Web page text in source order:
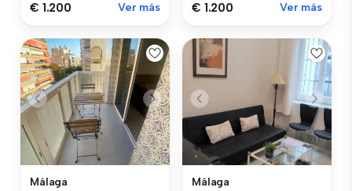
€ 1.200 Ver más € 1.200 Ver más
Málaga Málaga